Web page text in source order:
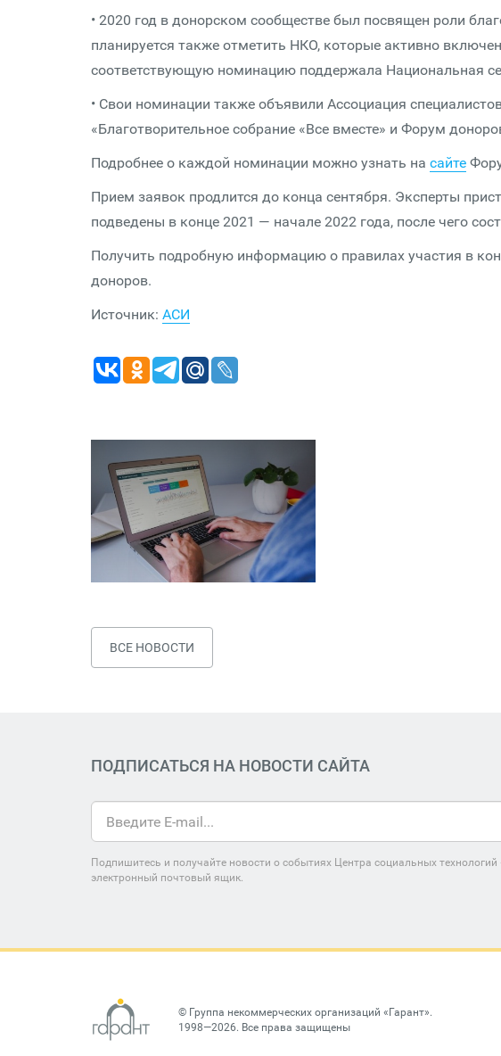
• 2020 год в донорском сообществе был посвящен роли
планируется также отметить НКО, которые активно
соответствующую номинацию поддержала Национальная
• Свои номинации также объявили Ассоциация
«Благотворительное собрание «Все вместе» и Форум
Подробнее о каждой номинации можно узнать на сайте
Прием заявок продлится до конца сентября. Эксперты
подведены в конце 2021 — начале 2022 года, после чего
Получить подробную информацию о правилах участия в
доноров.
Источник: АСИ
ВСЕ НОВОСТИ
ПОДПИСАТЬСЯ НА НОВОСТИ САЙТА
Подпишитесь и получайте новости о событиях Центра социальных
электронный почтовый ящик.
© Группа некоммерческих организаций «Гарант».
1998—2026. Все права защищены